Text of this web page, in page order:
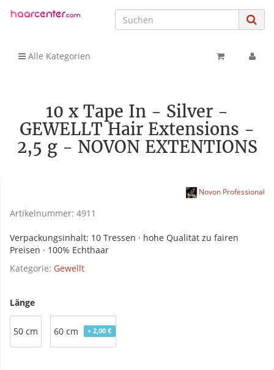
Alle Kategorien
10 x Tape In - Silver -
GEWELLT Hair Extensions -
2,5 g - NOVON EXTENTIONS
Novon Professional
Artikelnummer: 4911
Verpackungsinhalt: 10 Tressen · hohe Qualität zu fairen
Preisen · 100% Echthaar
Kategorie: Gewellt
Länge
50 cm 60 cm + 2,00 €